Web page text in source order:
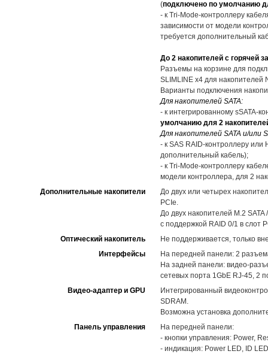
(подключено по умолчанию
- к Tri-Mode-контроллеру
зависимости от модели
требуется дополнительный
До 2 накопителей с горячей
Разъемы на корзине для
SLIMLINE x4 для накопителей
Варианты подключения
Для накопителей SATA:
- к интегрированному sSATA-
умолчанию для 2
Для накопителей SATA и/или
- к SAS RAID-контроллеру или
дополнительный кабель);
- к Tri-Mode-контроллеру
модели контроллера, для 2
Дополнительные накопители
До двух или четырех
PCIe.
До двух накопителей M.2
с поддержкой RAID 0/1 в слот
Оптический накопитель
Не поддерживается, только
Интерфейсы
На передней панели: 2
На задней панели: видео-
сетевых порта 1GbE RJ-45, 2
Видео-адаптер и GPU
Интегрированный
SDRAM.
Возможна установка
Панель управления
На передней панели:
- кнопки управления: Power,
- индикация: Power LED, ID